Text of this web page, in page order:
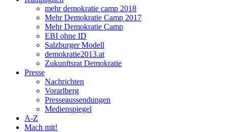
mehr demokratie camp 2018
Mehr Demokratie Camp 2017
Mehr Demokratie Camp
EBI ohne ID
Salzburger Modell
demokratie2013.at
Zukunftsrat Demokratie
Presse
Nachrichten
Vorarlberg
Presseaussendungen
Medienspiegel
A-Z
Mach mit!